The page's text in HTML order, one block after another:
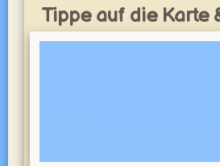
Tippe auf die Karte